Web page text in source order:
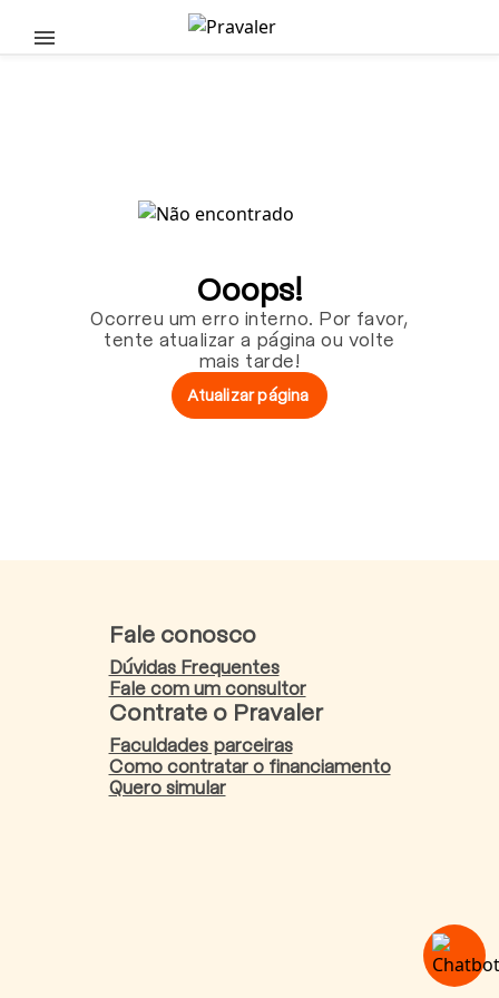
Pular para o conteúdo principal
Ooops!
Ocorreu um erro interno. Por favor,
tente atualizar a página ou volte
mais tarde!
Atualizar página
Fale conosco
Dúvidas Frequentes
Fale com um consultor
Contrate o Pravaler
Faculdades parceiras
Como contratar o financiamento
Quero simular